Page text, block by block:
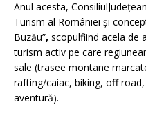
Anul acesta,
Turism al României și
Buzău”, scopulfiind acela de
turism activ pe care
sale (trasee montane
rafting/caiac, biking, off
aventură).